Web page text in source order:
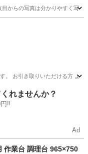
からの写真は分かりやすく写し
。 お引き取りいただける方 よろ
れませんか？
‼️
Ad
作業台 調理台 965×750